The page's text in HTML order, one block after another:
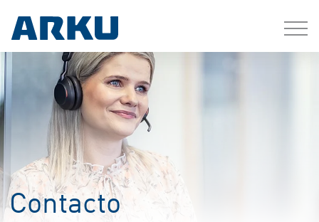
Contacto